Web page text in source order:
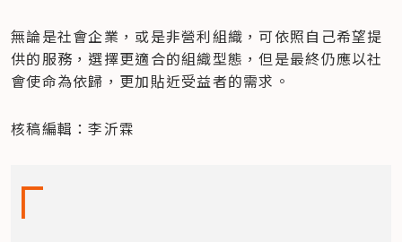
無論是社會企業，或是非營利組織，可依照自己希望提
供的服務，選擇更適合的組織型態，但是最終仍應以社
會使命為依歸，更加貼近受益者的需求。
核稿編輯：李沂霖